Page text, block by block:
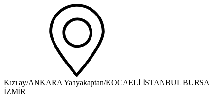
Kızılay/ANKARA Yahyakaptan/KOCAELİ İSTANBUL BURSA
İZMİR